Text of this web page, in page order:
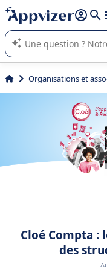
répondre (plusieurs lignes
L'IA de Appvizer vous
logiciel SaaS en
Organisations et
Cloé Compta
des